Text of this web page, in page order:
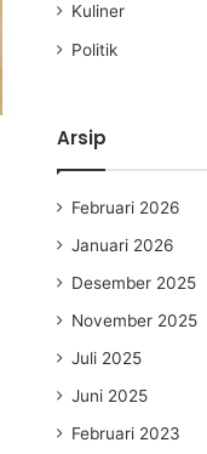
Kuliner
Politik
Arsip
Februari 2026
Januari 2026
Desember 2025
November 2025
Juli 2025
Juni 2025
Februari 2023